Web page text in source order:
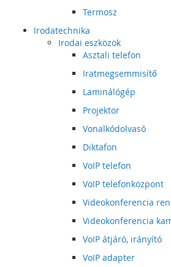
Termosz
Irodatechnika
Irodai eszközök
Asztali telefon
Iratmegsemmisítő
Laminálógép
Projektor
Vonalkódolvasó
Diktafon
VoIP telefon
VoIP telefonközpont
Videokonferencia
Videokonferencia
VoIP átjáró, irányító
VoIP adapter